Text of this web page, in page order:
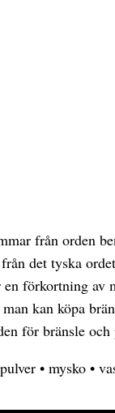
från orden
det tyska
förkortning av
kan köpa
för bränsle
pulver • mysko •